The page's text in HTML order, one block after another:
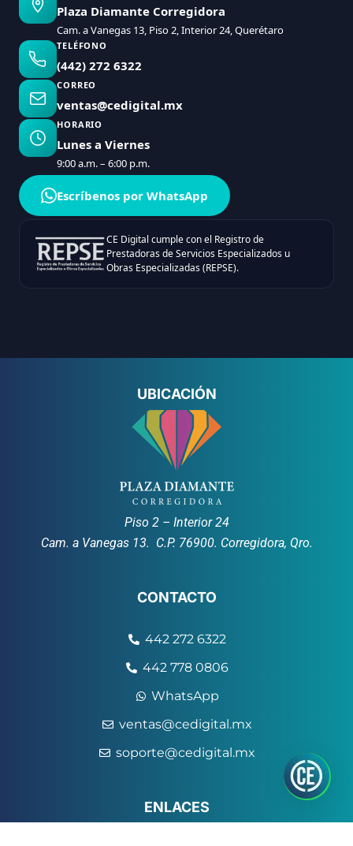
Plaza Diamante Corregidora
Cam. a Vanegas 13, Piso 2, Interior 24, Querétaro
TELÉFONO
(442) 272 6322
CORREO
ventas@cedigital.mx
HORARIO
Lunes a Viernes
9:00 a.m. – 6:00 p.m.
Escríbenos por WhatsApp
CE Digital cumple con el Registro de
Prestadoras de Servicios Especializados u
Obras Especializadas (REPSE).
UBICACIÓN
Piso 2 – Interior 24
Cam. a Vanegas 13. C.P. 76900. Corregidora, Qro.
CONTACTO
442 272 6322
442 778 0806
WhatsApp
ventas@cedigital.mx
soporte@cedigital.mx
ENLACES